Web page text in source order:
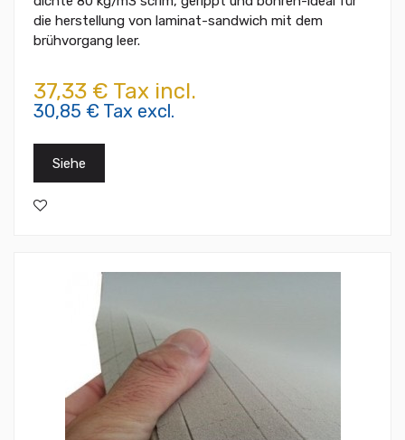
die herstellung von laminat-sandwich mit dem
brühvorgang leer.
37,33 € Tax incl.
30,85 € Tax excl.
Siehe